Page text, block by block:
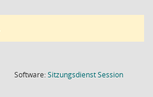
Software:SitzungsdienstSession(Wird in